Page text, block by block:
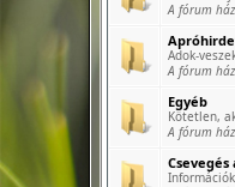
A fórum
Adok-
A fórum
Egyéb
Kötetlen,
A fórum
Csevegés